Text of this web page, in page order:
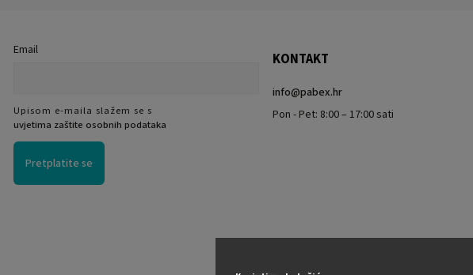
Email
Upisom e-maila slažem se s
uvjetima zaštite osobnih podataka
Pretplatite se
KONTAKT
info@pabex.hr
Pon - Pet: 8:00 – 17:00 sati